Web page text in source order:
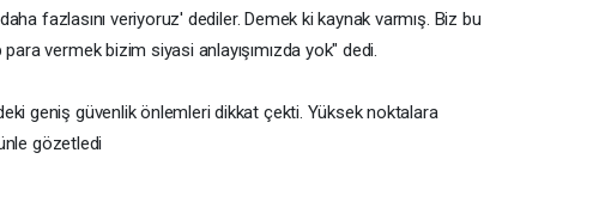
fazlasını veriyoruz' dediler. Demek ki kaynak varmış. Biz bu
vermek bizim siyasi anlayışımızda yok" dedi.
geniş güvenlik önlemleri dikkat çekti. Yüksek noktalara
gözetledi